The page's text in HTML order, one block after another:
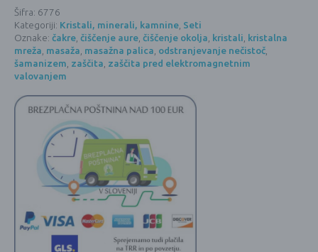
modrost
(550
–
650
g)
količina
Šifra: 6776
Kategoriji: Kristali, minerali, kamnine, Seti
Oznake: čakre, čiščenje aure, čiščenje okolja, kristali, kristalna
mreža, masaža, masažna palica, odstranjevanje nečistoč,
šamanizem, zaščita, zaščita pred elektromagnetnim
valovanjem